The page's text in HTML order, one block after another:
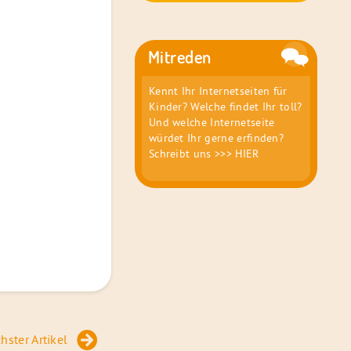
Artikel
Mitreden
Kennt Ihr Internetseiten für
Kinder? Welche findet Ihr toll?
Und welche Internetseite
würdet Ihr gerne erfinden?
Schreibt uns>>> HIER